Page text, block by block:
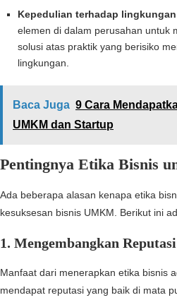
Kepedulian terhadap
elemen di dalam perusahan untuk
solusi atas praktik yang berisiko
lingkungan.
Baca Juga 9 Cara
UMKM dan Startup
Pentingnya Etika Bisnis
Ada beberapa alasan kenapa etika
kesuksesan bisnis UMKM. Berikut ini
1. Mengembangkan
Manfaat dari menerapkan etika bisnis
mendapat reputasi yang baik di mata